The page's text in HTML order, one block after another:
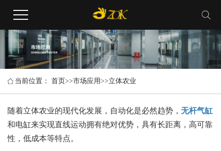
当前位置： 首页>>市场应用>>立体农业
随着立体农业的现代化发展，自动化是必然趋势， 无杆气缸
和电缸来实现直线运动拥有绝对优势，具有长距离，高可靠
性，低成本等特点。